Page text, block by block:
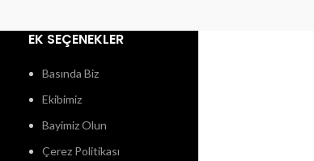
EK SEÇENEKLER
Basında Biz
Ekibimiz
Bayimiz Olun
Çerez Politikası